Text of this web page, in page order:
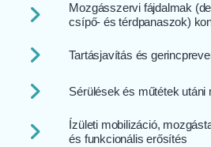
Mozgásszervi fájdalmak
csípő- és térdpanaszok)
Tartásjavítás és
Sérülések és műtétek utáni
Ízületi mobilizáció,
és funkcionális erősítés